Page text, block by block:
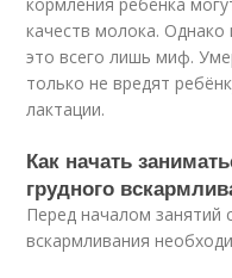
качеств молока.
это всего лишь миф.
только не вредят
лактации.
Как начать
грудного
Перед началом занятий
вскармливания